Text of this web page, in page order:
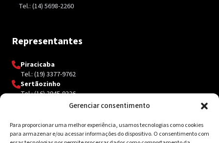
Gerenciar consentimento
Para proporcionar uma melhor experiência, usamos tecnologias como cookies
para armazenar e/ou acessar informações do dispositivo. O consentimento com
Tel.: (14) 5698-2260
Representantes
Piracicaba
Tel.: (19) 3377-9762
Sertãozinho
Tel.: (16) 3945-9326
Contato